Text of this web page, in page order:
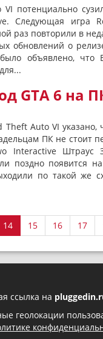
потенциально
Следующая игра
раз повторили в
обновлений о
объявлено, что
GTA 6 на
Auto VI указано,
ПК не стоит
Interactive
поздно появится
по такой же
14 15 16 17
ссылка на
геолокации